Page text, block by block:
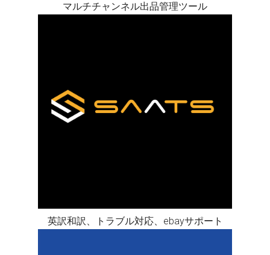
マルチチャンネル出品管理ツール
英訳和訳、トラブル対応、ebayサポート